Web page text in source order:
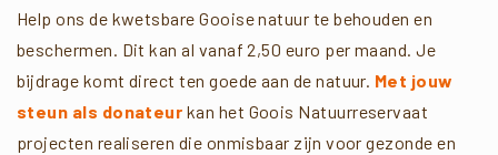
Help ons de kwetsbare Gooise natuur te behouden en
beschermen. Dit kan al vanaf 2,50 euro per maand. Je
bijdrage komt direct ten goede aan de natuur. Met jouw
steun als donateur kan het Goois Natuurreservaat
projecten realiseren die onmisbaar zijn voor gezonde en